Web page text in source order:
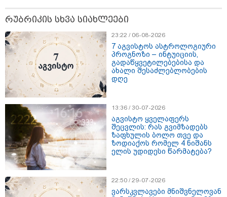
მნიშვნელოვანი ინფორმაცია
11:13 / 05-08-2026
Hisense წარმოგიდგენთ გზავნილს "ინოვაციები
უკეთესი ცხოვრებისათვის" FIFA-ს 2026 წლის
მსოფლიო ჩემპიონატზე™
რუბრიკის სხვა სიახლეები
23:22 / 06-08-2026
7 აგვისტოს ასტროლოგიური
პროგნოზი – ინტუიციის,
გადაწყვეტილებებისა და
ახალი შესაძლებლობების
დღე
13:36 / 30-07-2026
აგვისტო ყველაფერს
შეცვლის: რას გვიმზადებს
ზაფხულის ბოლო თვე და
ზოდიაქოს რომელ 4 ნიშანს
ელის უდიდესი წარმატება?
22:50 / 29-07-2026
ვარსკვლავები მნიშვნელოვან